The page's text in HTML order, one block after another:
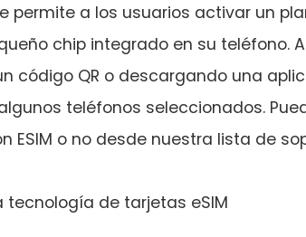
permite a los usuarios activar un
chip integrado en su teléfono.
código QR o descargando una
teléfonos seleccionados.
ESIM o no desde nuestra lista de
tecnología de tarjetas eSIM